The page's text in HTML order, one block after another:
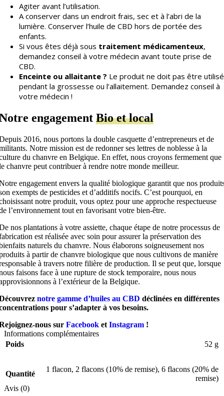
Agiter avant l’utilisation.
A conserver dans un endroit frais, sec et à l’abri de la
lumière. Conserver l’huile de CBD hors de portée des
enfants.
Si vous êtes déjà sous traitement médicamenteux,
demandez conseil à votre médecin avant toute prise de
CBD.
Enceinte ou allaitante ? Le produit ne doit pas être utilisé
pendant la grossesse ou l’allaitement. Demandez conseil à
votre médecin !
engagement Bio et local
2016, nous portons la double casquette d’entrepreneurs et de
Notre mission est de redonner ses lettres de noblesse à la
du chanvre en Belgique. En effet, nous croyons fermement que
chanvre peut contribuer à rendre notre monde meilleur.
engagement envers la qualité biologique garantit que nos
exempts de pesticides et d’additifs nocifs. C’est pourquoi, en
notre produit, vous optez pour une approche respectueuse
l’environnement tout en favorisant votre bien-être.
nos plantations à votre assiette, chaque étape de notre processus de
est réalisée avec soin pour assurer la préservation des
naturels du chanvre. Nous élaborons soigneusement nos
à partir de chanvre biologique que nous cultivons de manière
à travers notre filière de production. Il se peut que, lorsque
faisons face à une rupture de stock temporaire, nous nous
à l’extérieur de la Belgique.
notre gamme d’huiles au CBD déclinées en différentes
pour s’adapter à vos besoins.
nous sur Facebook et Instagram !
Informations complémentaires
Poids
52 g
Quantité
1 flacon, 2 flacons (10% de remise), 6 flacons (20% de
remise)
Avis (0)